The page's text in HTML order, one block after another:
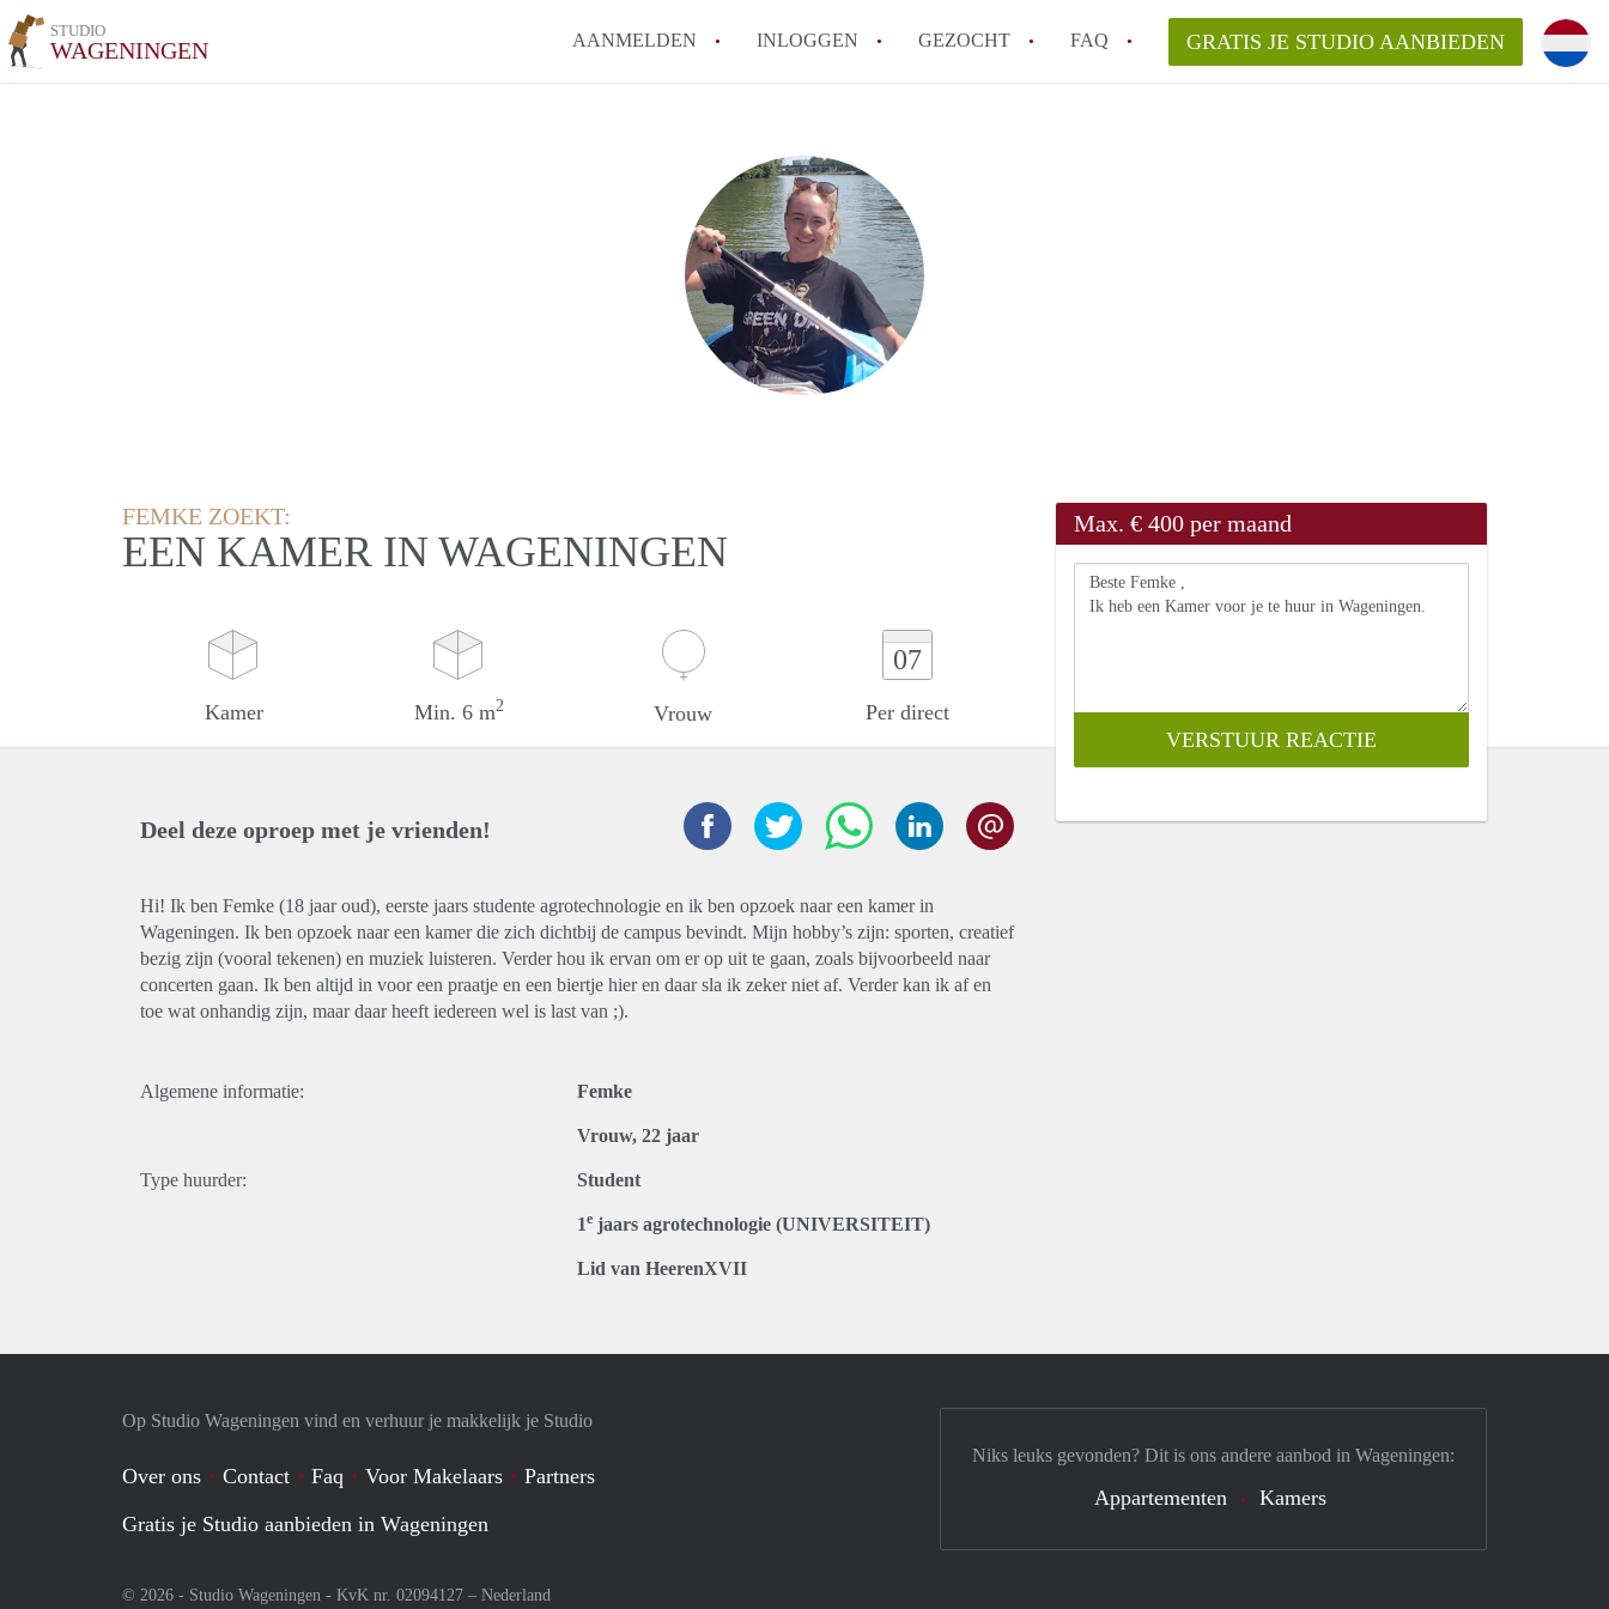
STUDIO
WAGENINGEN AANMELDEN INLOGGEN GEZOCHT FAQ
Hoeveel kost het om te reageren op een Studio in Wageningen?
Wat is de privacyverklaring van StudioWageningen?
Berekent StudioWageningen makelaarsvergoeding/bemiddelingsvergoeding?
Alle veelgestelde vragen
GRATIS JE STUDIO AANBIEDEN
FEMKE ZOEKT:
EEN KAMER IN WAGENINGEN
Kamer Min. 6 m2 Vrouw
07
Per direct
Max. € 400 per maand
Deel deze oproep met je vrienden!
Hi! Ik ben Femke (18 jaar oud), eerste jaars studente agrotechnologie en ik ben opzoek naar een kamer in
Wageningen. Ik ben opzoek naar een kamer die zich dichtbij de campus bevindt. Mijn hobby’s zijn: sporten, creatief
bezig zijn (vooral tekenen) en muziek luisteren. Verder hou ik ervan om er op uit te gaan, zoals bijvoorbeeld naar
concerten gaan. Ik ben altijd in voor een praatje en een biertje hier en daar sla ik zeker niet af. Verder kan ik af en
toe wat onhandig zijn, maar daar heeft iedereen wel is last van ;).
Algemene informatie: Femke
Vrouw, 22 jaar
Type huurder: Student
1e jaars agrotechnologie (UNIVERSITEIT)
Lid van HeerenXVII
Op Studio Wageningen vind en verhuur je makkelijk je Studio
Over ons Contact Faq Voor Makelaars
Partners
Gratis je Studio aanbieden in Wageningen
© 2026 - Studio Wageningen - KvK nr. 02094127 – Nederland
Niks leuks gevonden? Dit is ons andere aanbod in Wageningen:
Appartementen Kamers